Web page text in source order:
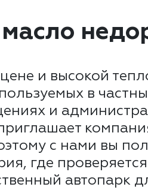
и высокой
в
и
с нами вы
где
автопарк